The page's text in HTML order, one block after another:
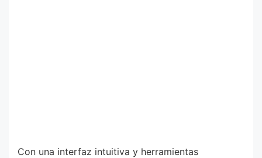
Con una interfaz intuitiva y herramientas